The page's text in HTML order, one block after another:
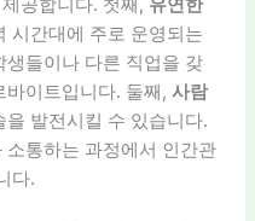
공합니다. 첫째, 유연한
시간대에 주로 운영되는
들이나 다른 직업을 갖
이트입니다. 둘째, 사람
발전시킬 수 있습니다.
통하는 과정에서 인간관
다.